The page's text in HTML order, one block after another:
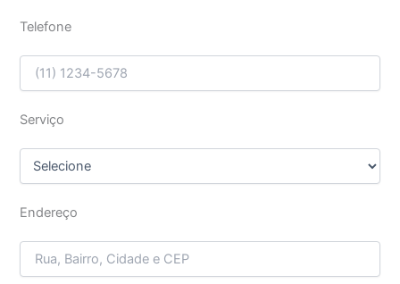
Telefone
Serviço
Endereço